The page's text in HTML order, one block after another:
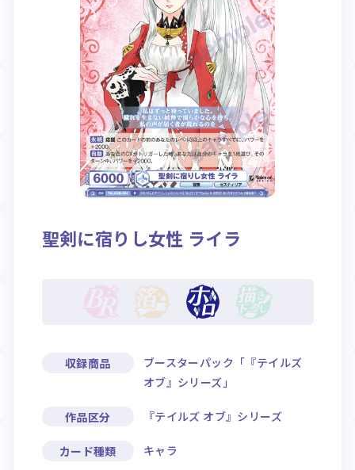
Rule / Q&A
ルール/Q&A
Deck Recipe
デッキレシピ
聖剣に宿りし女性 ライラ
収録商品
ブースターパック「『テイルズ
オブ』シリーズ」
作品区分 『テイルズ オブ』シリーズ
カード種類 キャラ